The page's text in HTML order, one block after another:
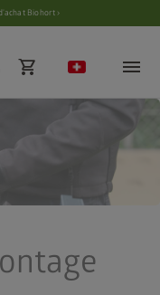
Biohort ›
shopping_cart